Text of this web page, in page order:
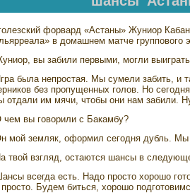
форвард «Астаны» Жуниор
в домашнем матче группового
вы забили первыми, могли
была непростая. Мы сумели забить, и
без пропущенных голов. Но
отдали им мячи, чтобы они нам забили.
вы говорили с Бакамбу?
мой земляк, оформил сегодня дубль. Мы
твой взгляд, остаются шансы в
всегда есть. Надо просто хорошо
Будем биться, хорошо